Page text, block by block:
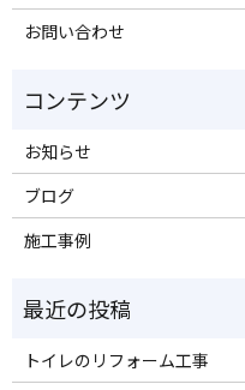
お問い合わせ
お知らせ
ブログ
施工事例
トイレのリフォーム工事